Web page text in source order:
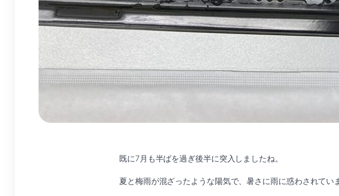
既に7月も半ばを過ぎ後半に突入しましたね。
夏と梅雨が混ざったような陽気で、暑さに雨に惑わされてい